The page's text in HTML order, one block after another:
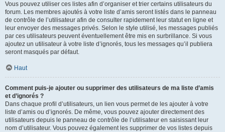
Vous pouvez utiliser ces listes afin d’organiser et trier certains utilisateurs du
forum. Les membres ajoutés à votre liste d’amis seront listés dans le panneau
de contrôle de l’utilisateur afin de consulter rapidement leur statut en ligne et
leur envoyer des messages privés. Selon le style utilisé, les messages publiés
par ces utilisateurs peuvent éventuellement être mis en surbrillance. Si vous
ajoutez un utilisateur à votre liste d’ignorés, tous les messages qu’il publiera
seront masqués par défaut.
Haut
Comment puis-je ajouter ou supprimer des utilisateurs de ma liste d’amis
et d’ignorés ?
Dans chaque profil d’utilisateurs, un lien vous permet de les ajouter à votre
liste d’amis ou d’ignorés. De même, vous pouvez ajouter directement des
utilisateurs depuis le panneau de contrôle de l’utilisateur en saisissant leur
nom d’utilisateur. Vous pouvez également les supprimer de vos listes depuis